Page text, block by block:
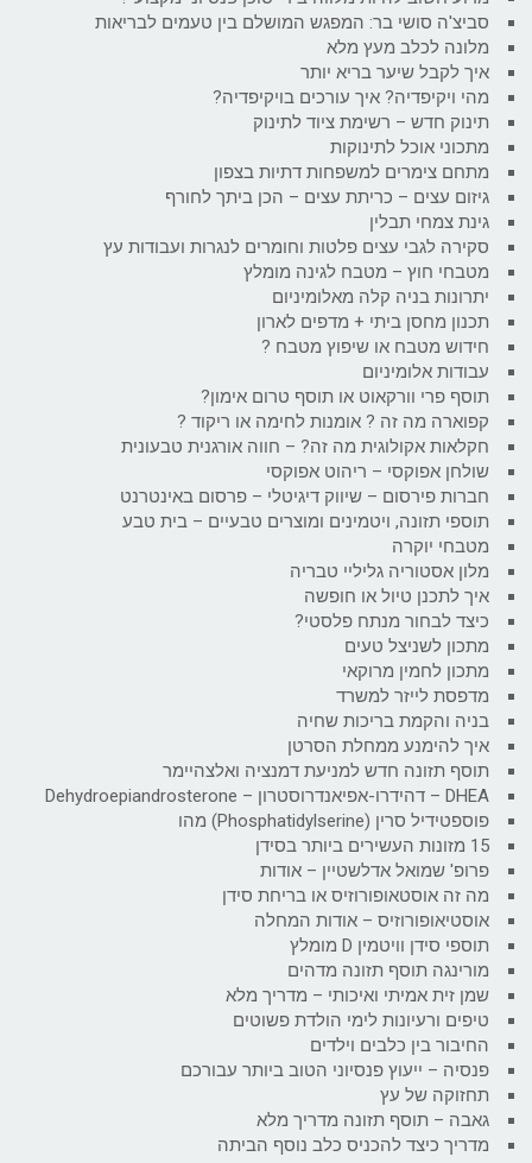
סביצ'ה סושי בר: המפגש המושלם בין טעמים לבריאות
מלונה לכלב מעץ מלא
איך לקבל שיער בריא יותר
מהי ויקיפדיה? איך עורכים בויקיפדיה?
תינוק חדש – רשימת ציוד לתינוק
מתכוני אוכל לתינוקות
מתחם צימרים למשפחות דתיות בצפון
גיזום עצים – כריתת עצים – הכן ביתך לחורף
גינת צמחי תבלין
סקירה לגבי עצים פלטות וחומרים לנגרות ועבודות עץ
מטבחי חוץ – מטבח לגינה מומלץ
יתרונות בניה קלה מאלומיניום
תכנון מחסן ביתי + מדפים לארון
חידוש מטבח או שיפוץ מטבח ?
עבודות אלומיניום
תוסף פרי וורקאוט או תוסף טרום אימון?
קפוארה מה זה ? אומנות לחימה או ריקוד ?
חקלאות אקולוגית מה זה? – חווה אורגנית טבעונית
שולחן אפוקסי – ריהוט אפוקסי
חברות פירסום – שיווק דיגיטלי – פרסום באינטרנט
תוספי תזונה, ויטמינים ומוצרים טבעיים – בית טבע
מטבחי יוקרה
מלון אסטוריה גליליי טבריה
איך לתכנן טיול או חופשה
כיצד לבחור מנתח פלסטי?
מתכון לשניצל טעים
מתכון לחמין מרוקאי
מדפסת לייזר למשרד
בניה והקמת בריכות שחיה
איך להימנע ממחלת הסרטן
תוסף תזונה חדש למניעת דמנציה ואלצהיימר
DHEA – דהידרו-אפיאנדרוסטרון – Dehydroepiandrosterone
פוספטידיל סרין (Phosphatidylserine) מהו
15 מזונות העשירים ביותר בסידן
פרופ' שמואל אדלשטיין – אודות
מה זה אוסטאופורוזיס או בריחת סידן
אוסטיאופורוזיס – אודות המחלה
תוספי סידן וויטמין D מומלץ
מורינגה תוסף תזונה מדהים
שמן זית אמיתי ואיכותי – מדריך מלא
טיפים ורעיונות לימי הולדת פשוטים
החיבור בין כלבים וילדים
פנסיה – ייעוץ פנסיוני הטוב ביותר עבורכם
תחזוקה של עץ
גאבה – תוסף תזונה מדריך מלא
מדריך כיצד להכניס כלב נוסף הביתה